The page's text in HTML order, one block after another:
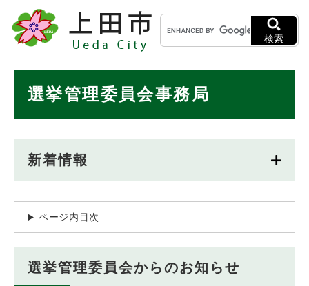
メニューを飛ばして本文へ
キ
ー
ワ
検
検索
選挙管理委員会事務局
新着情報
ページ内目次
選挙管理委員会からのお知らせ